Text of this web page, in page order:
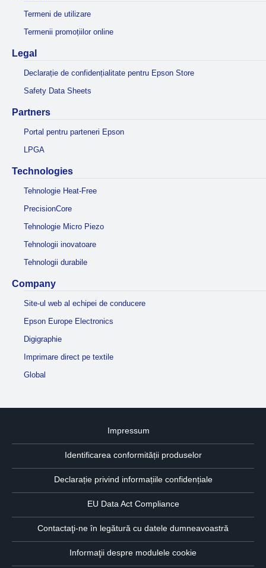
Termeni de utilizare
Termenii promoțiilor online
Legal
Declarație de confidențialitate pentru Epson Store
Safety Data Sheets
Partners
Portal pentru parteneri Epson
LPGA
Technologies
Tehnologie Heat-Free
PrecisionCore
Tehnologie Micro Piezo
Tehnologii inovatoare
Tehnologii durabile
Company
Site-ul web al echipei de conducere
Epson Europe Electronics
Digigraphie
Imprimare direct pe textile
Global
Impressum
Identificarea conformității produselor
Declarație privind informațiile confidențiale
EU Data Act Compliance
Contactaţi-ne în legătură cu datele dumneavoastră
Informaţii despre modulele cookie